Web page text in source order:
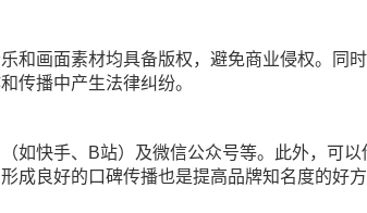
和画面素材均具备版权，避免商业侵权。同
传播中产生法律纠纷。
如快手、B站）及微信公众号等。此外，可
成良好的口碑传播也是提高品牌知名度的好方